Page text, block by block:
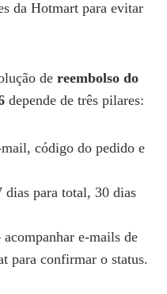
da Hotmart para evitar
de reembolso do
depende de três pilares:
código do pedido e
dias para total, 30 dias
acompanhar e‑mails de
para confirmar o status.